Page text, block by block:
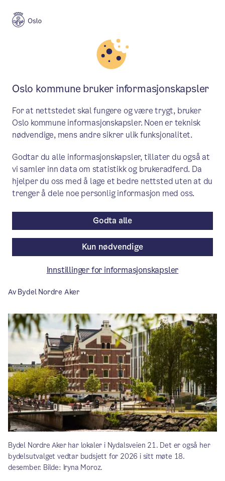
Bydel Nordre Aker: Forslag til
budsjett for 2026 er nå
offentlig
– Jeg er stolt av å få lov til å lede en
virksomhet, som i møte med nye
oppgaver og krav, alltid leter etter hva
som er mulig, heller enn å fokusere på
hindringene, sier bydelsdirektør Trine
Av Bydel Nordre Aker
Bydel Nordre Aker har lokaler i Nydalsveien 21. Det er også her
bydelsutvalget vedtar budsjett for 2026 i sitt møte 18.
desember. Bilde: Iryna Moroz.
Oslo kommune bruker informasjonskapsler
For at nettstedet skal fungere og være trygt, bruker
Oslo kommune informasjonskapsler. Noen er teknisk
nødvendige, mens andre sikrer ulik funksjonalitet.
Godtar du alle informasjonskapsler, tillater du også at
vi samler inn data om statistikk og brukeradferd. Da
hjelper du oss med å lage et bedre nettsted uten at du
trenger å dele noe personlig informasjon med oss.
Kun nødvendige
Godta alle
Innstillinger for informasjonskapsler